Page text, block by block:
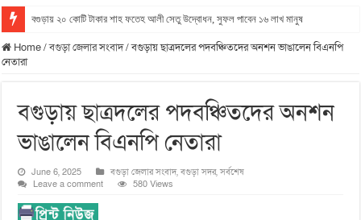
বগুড়ায় ২০ কোটি টাকার শাহ ফতেহ আলী সেতু উদ্বোধন, সুফল পাবেন ১৬ লাখ মানুষ
Home/বগুড়া জেলার সংবাদ/বগুড়ায় ছাত্রদলের পদবঞ্চিতদের অনশন ভাঙালেন বিএনপি
নেতারা
বগুড়ায় ছাত্রদলের পদবঞ্চিতদের অনশন
ভাঙালেন বিএনপি নেতারা
June 6, 2025 বগুড়া জেলার সংবাদ,বগুড়া সদর,সর্বশেষ
Leave a comment
580 Views